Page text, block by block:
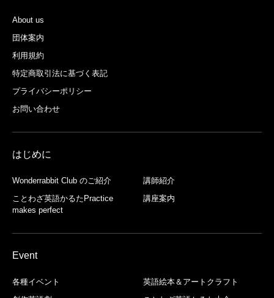
About us
団体案内
利用規約
特定商取引法に基づく表記
プライバシーポリシー
お問い合わせ
はじめに
Wonderrabbit Club のご紹介
講師紹介
ことわざ英語かるたPractice
makes perfect
講座案内
Event
各種イベント
英語絵本＆アートクラフト